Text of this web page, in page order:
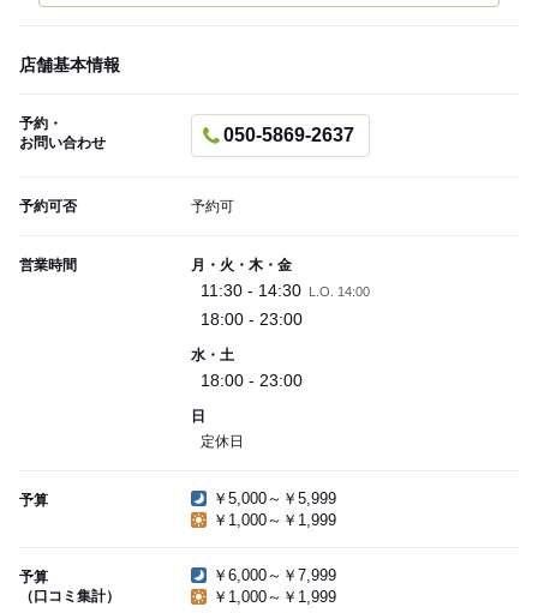
店舗基本情報
予約・
お問い合わせ
050-5869-2637
予約可否 予約可
営業時間 月・火・木・金
11:30 - 14:30 L.O. 14:00
18:00 - 23:00
水・土
18:00 - 23:00
日
定休日
予算
￥5,000～￥5,999
￥1,000～￥1,999
予算
（口コミ集計）
￥6,000～￥7,999
￥1,000～￥1,999